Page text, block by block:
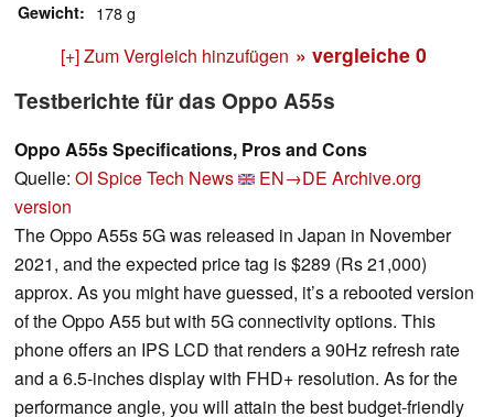
Gewicht 178 g
[+] Zum Vergleich hinzufügen » vergleiche 0
Testberichte für das Oppo A55s
Oppo A55s Specifications, Pros and Cons
Quelle: OI Spice Tech News EN→DE Archive.org
version
The Oppo A55s 5G was released in Japan in November
2021, and the expected price tag is $289 (Rs 21,000)
approx. As you might have guessed, it’s a rebooted version
of the Oppo A55 but with 5G connectivity options. This
phone offers an IPS LCD that renders a 90Hz refresh rate
and a 6.5-inches display with FHD+ resolution. As for the
performance angle, you will attain the best budget-friendly